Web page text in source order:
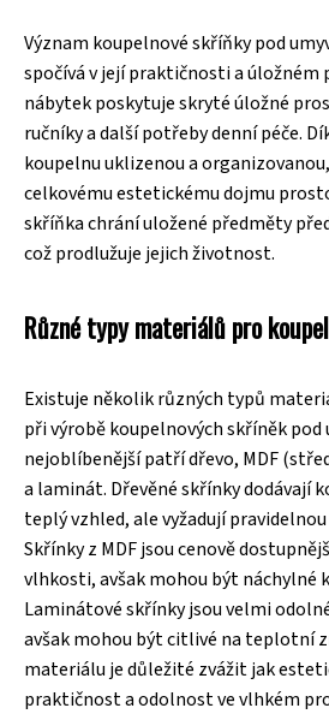
Význam koupelnové skříňky pod
spočívá v její praktičnosti a úložném
nábytek poskytuje skryté úložné
ručníky a další potřeby denní péče.
koupelnu uklizenou a
celkovému estetickému dojmu
skříňka chrání uložené předměty
což prodlužuje jejich životnost.
Různé typy materiálů pro
Existuje několik různých typů
při výrobě koupelnových skříněk pod
nejoblíbenější patří dřevo, MDF
a laminát. Dřevěné skřínky dodávají
teplý vzhled, ale vyžadují
Skřínky z MDF jsou cenově
vlhkosti, avšak mohou být náchylné
Laminátové skřínky jsou velmi
avšak mohou být citlivé na teplotní
materiálu je důležité zvážit jak
praktičnost a odolnost ve vlhkém